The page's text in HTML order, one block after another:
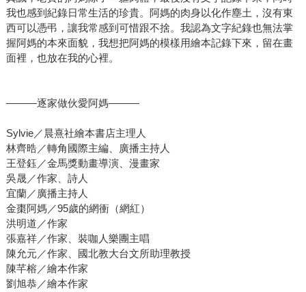
我也感到紀錄日常生活的珍貴。阿媽的肉身以化作塵土，沒有東
西可以憑弔，讓我常感到可惜跟不捨。我認為文字紀錄也無法掌
握阿媽的本來面貌，我想把阿媽的模樣用繪本記錄下來，留在畫
面裡，也放在我的心裡。
———逐家做伙愛阿媽———
Sylvie／晨熹社繪本書店主理人
林齊晧／轉角國際主編、廣播主持人
王登鈺／金馬獎動畫導演、漫畫家
吳晟／作家、詩人
宜蘭／廣播主持人
金棗阿媽／95歲的網衝（網紅）
洪明道／作家
張嘉祥／作家、裝咖人樂團主唱
陳允元／作家、國北教大台文所助理教授
陳芊榕／繪本作家
劉旭恭／繪本作家